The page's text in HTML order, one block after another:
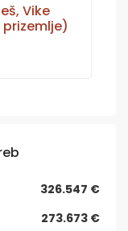
Vike
326.547 €
273.673 €